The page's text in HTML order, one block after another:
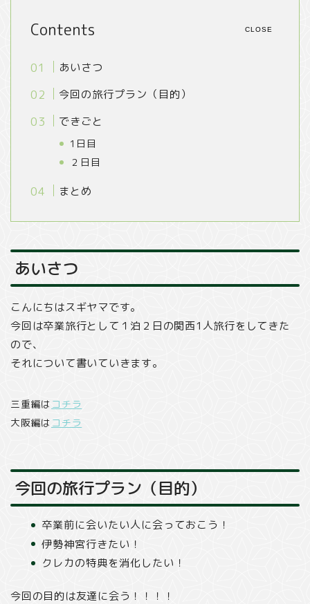
CLOSE
Contents
あいさつ
今回の旅行プラン（目的）
できごと
1日目
２日目
まとめ
あいさつ
こんにちはスギヤマです。
今回は卒業旅行として１泊２日の関西1人旅行をしてきた
ので、
それについて書いていきます。
三重編は コチラ
大阪編は コチラ
今回の旅行プラン（目的）
卒業前に会いたい人に会っておこう！
伊勢神宮行きたい！
クレカの特典を消化したい！
今回の目的は友達に会う！！！！